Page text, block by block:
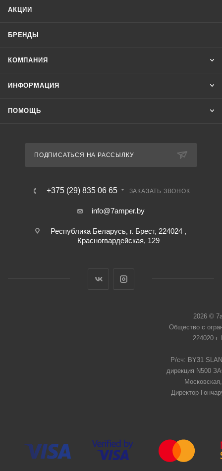
АКЦИИ
БРЕНДЫ
КОМПАНИЯ
ИНФОРМАЦИЯ
ПОМОЩЬ
ПОДПИСАТЬСЯ НА РАССЫЛКУ
+375 (29) 835 06 65 ЗАКАЗАТЬ ЗВОНОК
info@7amper.by
Республика Беларусь, г. Брест, 224024 ,
Красногвардейская, 129
2026 ©
Общество с
224020
Р/сч: BY31
дирекция N500
Директор